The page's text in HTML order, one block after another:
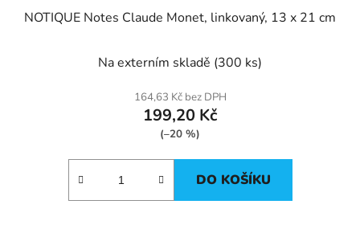
NOTIQUE Notes Claude Monet, linkovaný, 13 x 21 cm
Na externím skladě (300 ks)
164,63 Kč bez DPH
199,20 Kč
(–20 %)
DO KOŠÍKU